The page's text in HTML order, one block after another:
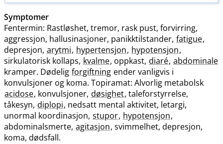
Symptomer
Fentermin: Rastløshet, tremor, rask pust, forvirring,
aggressjon, hallusinasjoner, panikktilstander, fatigue,
depresjon, arytmi, hypertensjon, hypotensjon,
sirkulatorisk kollaps, kvalme, oppkast, diaré, abdominale
kramper. Dødelig forgiftning ender vanligvis i
konvulsjoner og koma. Topiramat: Alvorlig metabolsk
acidose, konvulsjoner, døsighet, taleforstyrrelse,
tåkesyn, diplopi, nedsatt mental aktivitet, letargi,
unormal koordinasjon, stupor, hypotensjon,
abdominalsmerte, agitasjon, svimmelhet, depresjon,
koma, dødsfall.